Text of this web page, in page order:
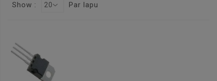
Show : 20 Par lapu